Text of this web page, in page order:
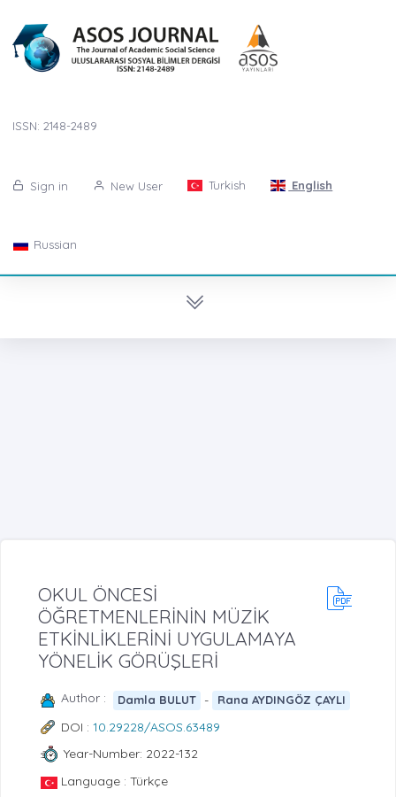
ISSN: 2148-2489
Sign in New User Turkish English
Russian
OKUL ÖNCESİ
ÖĞRETMENLERİNİN MÜZİK
ETKİNLİKLERİNİ UYGULAMAYA
YÖNELİK GÖRÜŞLERİ
Author : Damla BULUT - Rana AYDINGÖZ ÇAYLI
DOI : 10.29228/ASOS.63489
Year-Number: 2022-132
Language : Türkçe